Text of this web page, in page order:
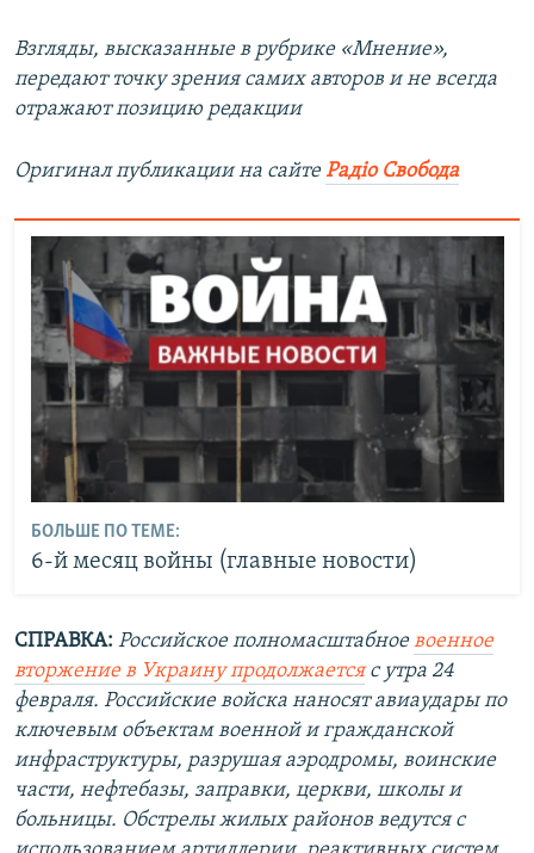
Взгляды, высказанные в рубрике «Мнение»,
передают точку зрения самих авторов и не всегда
отражают позицию редакции
Оригинал публикации на сайте Радіо Свобода
БОЛЬШЕ ПО ТЕМЕ:
6-й месяц войны (главные новости)
СПРАВКА: Российское полномасштабноевоенное
вторжение в Украину продолжаетсяс утра 24
февраля. Российские войска наносят авиаудары по
ключевым объектам военной и гражданской
инфраструктуры, разрушая аэродромы, воинские
части, нефтебазы, заправки, церкви, школы и
больницы. Обстрелы жилых районов ведутся с